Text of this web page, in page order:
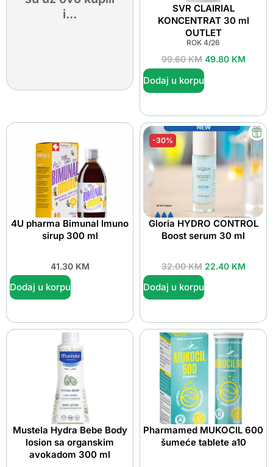
i...
SVR CLAIRIAL
KONCENTRAT 30 ml
OUTLET
ROK 4/26
99.60KM 49.80 KM
Dodaj u korpu
4U pharma Bimunal Imuno
sirup 300 ml
41.30 KM
Dodaj u korpu
-30%
Gloria HYDRO CONTROL
Boost serum 30 ml
32.00KM 22.40 KM
Dodaj u korpu
Mustela Hydra Bebe Body
losion sa organskim
avokadom 300 ml
Pharmamed MUKOCIL 600
šumeće tablete a10